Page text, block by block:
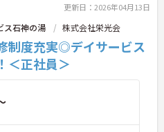
更新日：2026年04月13日
ス石神の湯 株式会社栄光会
制度充実◎デイサービス
＜正社員＞